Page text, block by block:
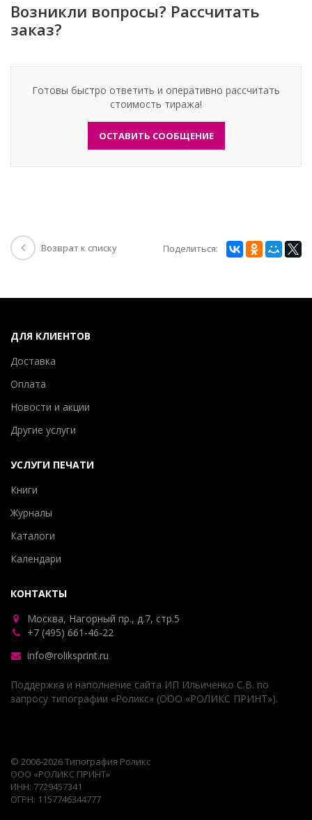
Возникли вопросы? Рассчитать
заказ?
Готовы быстро ответить и оперативно рассчитать
стоимость тиража!
ОСТАВИТЬ СООБЩЕНИЕ
Возврат к списку Поделиться:
ДЛЯ КЛИЕНТОВ
Доставка
Оплата
Новости и акции
Другие услуги
УСЛУГИ ПЕЧАТИ
Книги
Журналы
Каталоги
Календари
КОНТАКТЫ
Москва, Нагорный пр., д.7, стр.5
+7 (495) 661-46-22
info@roliksprint.ru
Поддержка и наполнение сайта ИП Ильиченко С.В. по
запросу типографии «Роликс» (ООО «РОЛИКС ПРИНТ»).
© 2006-2026 Типография Роликс
ООО «РОЛИКС ПРИНТ»
ИНН: 7729457341
ОГРН: 1157746344777